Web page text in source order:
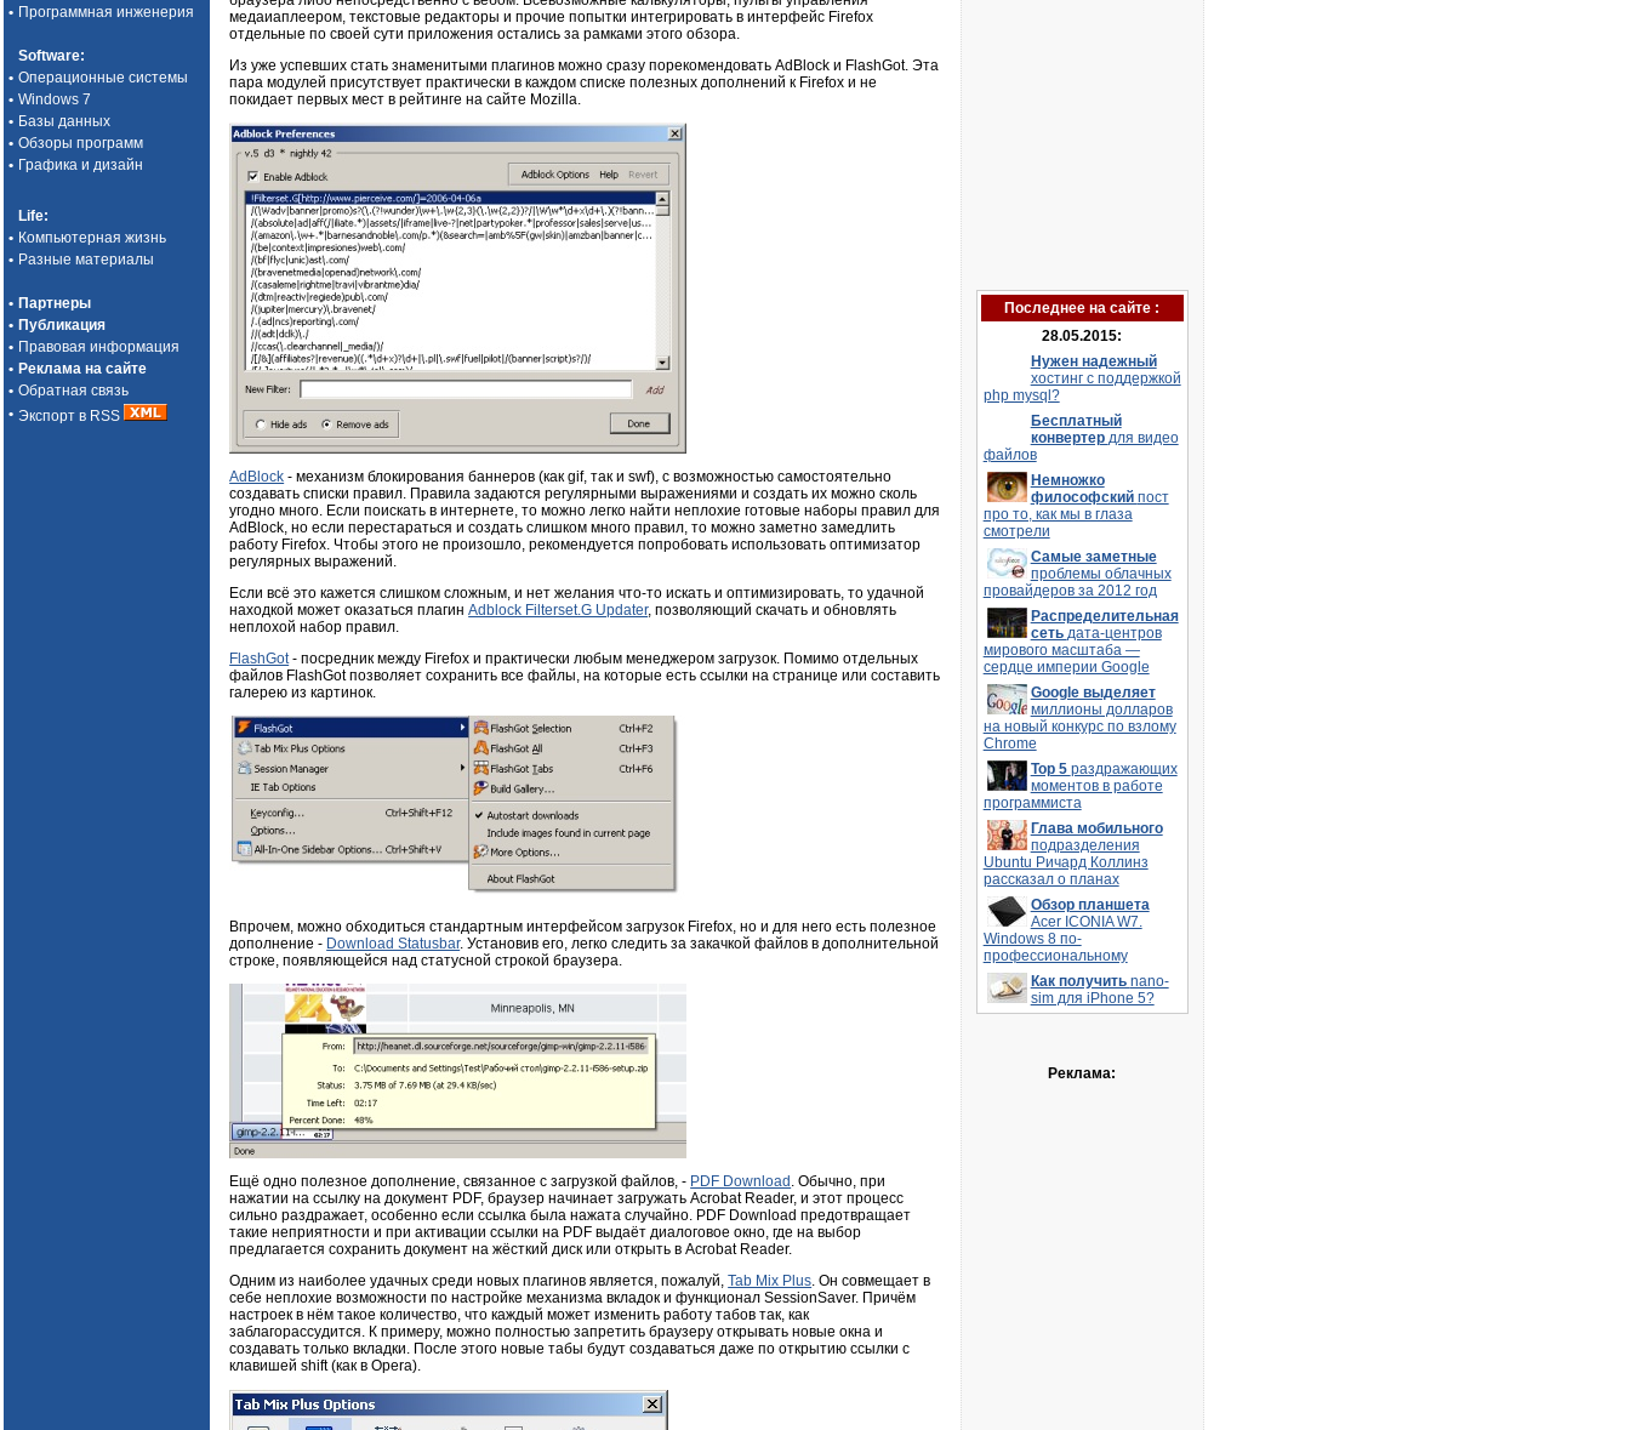
• Программная инженерия
Software:
• Операционные системы
• Windows 7
• Базы данных
• Обзоры программ
• Графика и дизайн
Life:
• Компьютерная жизнь
• Разные материалы
• Партнеры
• Публикация
• Правовая информация
• Реклама на сайте
• Обратная связь
• Экспорт в RSS
медаиаплеером, текстовые редакторы и прочие попытки интегрировать в интерфейс Firefox
отдельные по своей сути приложения остались за рамками этого обзора.
Из уже успевших стать знаменитыми плагинов можно сразу порекомендовать AdBlock и FlashGot. Эта
пара модулей присутствует практически в каждом списке полезных дополнений к Firefox и не
покидает первых мест в рейтинге на сайте Mozilla.
AdBlock - механизм блокирования баннеров (как gif, так и swf), с возможностью самостоятельно
создавать списки правил. Правила задаются регулярными выражениями и создать их можно сколь
угодно много. Если поискать в интернете, то можно легко найти неплохие готовые наборы правил для
AdBlock, но если перестараться и создать слишком много правил, то можно заметно замедлить
работу Firefox. Чтобы этого не произошло, рекомендуется попробовать использовать оптимизатор
регулярных выражений.
Если всё это кажется слишком сложным, и нет желания что-то искать и оптимизировать, то удачной
находкой может оказаться плагинAdblock Filterset.G Updater, позволяющий скачать и обновлять
неплохой набор правил.
FlashGot- посредник между Firefox и практически любым менеджером загрузок. Помимо отдельных
файлов FlashGot позволяет сохранить все файлы, на которые есть ссылки на странице или составить
галерею из картинок.
Впрочем, можно обходиться стандартным интерфейсом загрузок Firefox, но и для него есть полезное
дополнение - Download Statusbar. Установив его, легко следить за закачкой файлов в дополнительной
строке, появляющейся над статусной строкой браузера.
Ещё одно полезное дополнение, связанное с загрузкой файлов, - PDF Download . Обычно, при
нажатии на ссылку на документ PDF, браузер начинает загружать Acrobat Reader, и этот процесс
сильно раздражает, особенно если ссылка была нажата случайно. PDF Download предотвращает
такие неприятности и при активации ссылки на PDF выдаёт диалоговое окно, где на выбор
предлагается сохранить документ на жёсткий диск или открыть в Acrobat Reader.
Одним из наиболее удачных среди новых плагинов является, пожалуй,Tab Mix Plus. Он совмещает в
себе неплохие возможности по настройке механизма вкладок и функционал SessionSaver. Причём
настроек в нём такое количество, что каждый может изменить работу табов так, как
заблагорассудится. К примеру, можно полностью запретить браузеру открывать новые окна и
создавать только вкладки. После этого новые табы будут создаваться даже по открытию ссылки с
клавишей shift (как в Opera).
Последнее на сайте :
28.05.2015:
Нужен надежный
хостинг с поддержкой
php mysql?
Бесплатный
конвертер для видео
файлов
Немножко
философский пост
про то, как мы в глаза
смотрели
Самые заметные
проблемы облачных
провайдеров за 2012 год
Распределительная
сеть дата-центров
мирового масштаба —
сердце империи Google
Google выделяет
миллионы долларов
на новый конкурс по взлому
Chrome
Top 5 раздражающих
моментов в работе
программиста
Глава мобильного
подразделения
Ubuntu Ричард Коллинз
рассказал о планах
Обзор планшета
Acer ICONIA W7.
Windows 8 по-
профессиональному
Как получить nano-
sim для iPhone 5?
Реклама: